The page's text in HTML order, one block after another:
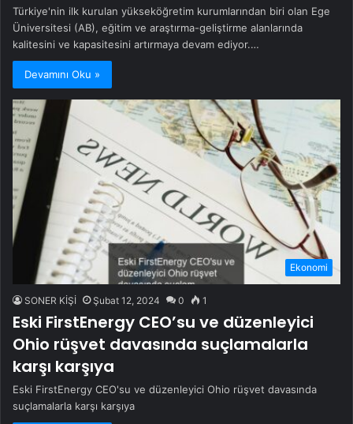
Türkiye'nin ilk kurulan yükseköğretim kurumlarından biri olan Ege
Üniversitesi (AB), eğitim ve araştırma-geliştirme alanlarında
kalitesini ve kapasitesini artırmaya devam ediyor.…
Devamını Oku »
Ekonomi
SONER KİŞİ Şubat 12, 2024 0 1
Eski FirstEnergy CEO’su ve düzenleyici
Ohio rüşvet davasında suçlamalarla
karşı karşıya
Eski FirstEnergy CEO'su ve düzenleyici Ohio rüşvet davasında
suçlamalarla karşı karşıya